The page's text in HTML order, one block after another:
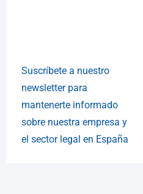
Suscríbete a nuestro
newsletter para
mantenerte informado
sobre nuestra empresa y
el sector legal en España